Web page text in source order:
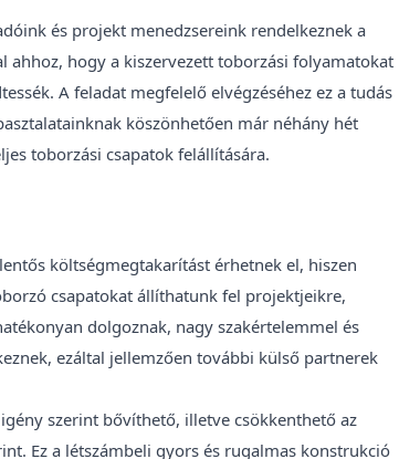
és projekt menedzsereink rendelkeznek a
ahhoz, hogy a kiszervezett toborzási folyamatokat
A feladat megfelelő elvégzéséhez ez a tudás
köszönhetően már néhány hét
toborzási csapatok felállítására.
költségmegtakarítást érhetnek el, hiszen
csapatokat állíthatunk fel projektjeikre,
dolgoznak, nagy szakértelemmel és
ezáltal jellemzően további külső partnerek
szerint bővíthető, illetve csökkenthető az
Ez a létszámbeli gyors és rugalmas konstrukció